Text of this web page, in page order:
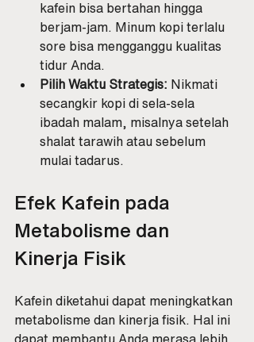
kafein bisa bertahan hingga
berjam-jam. Minum kopi terlalu
sore bisa mengganggu kualitas
tidur Anda.
Pilih Waktu Strategis: Nikmati
secangkir kopi di sela-sela
ibadah malam, misalnya setelah
shalat tarawih atau sebelum
mulai tadarus.
Efek Kafein pada
Metabolisme dan
Kinerja Fisik
Kafein diketahui dapat meningkatkan
metabolisme dan kinerja fisik. Hal ini
dapat membantu Anda merasa lebih